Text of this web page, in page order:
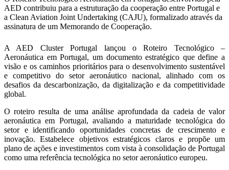
AED contribuiu para a estruturação da cooperação entre Portugal e
a Clean Aviation Joint Undertaking (CAJU), formalizado através da
assinatura de um Memorando de Cooperação.
A AED Cluster Portugal lançou o Roteiro Tecnológico –
Aeronáutica em Portugal, um documento estratégico que define a
visão e os caminhos prioritários para o desenvolvimento sustentável
e competitivo do setor aeronáutico nacional, alinhado com os
desafios da descarbonização, da digitalização e da competitividade
global.
O roteiro resulta de uma análise aprofundada da cadeia de valor
aeronáutica em Portugal, avaliando a maturidade tecnológica do
setor e identificando oportunidades concretas de crescimento e
inovação. Estabelece objetivos estratégicos claros e propõe um
plano de ações e investimentos com vista à consolidação de Portugal
como uma referência tecnológica no setor aeronáutico europeu.